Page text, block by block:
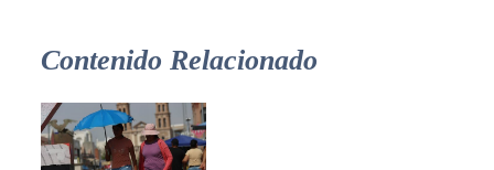
Contenido Relacionado